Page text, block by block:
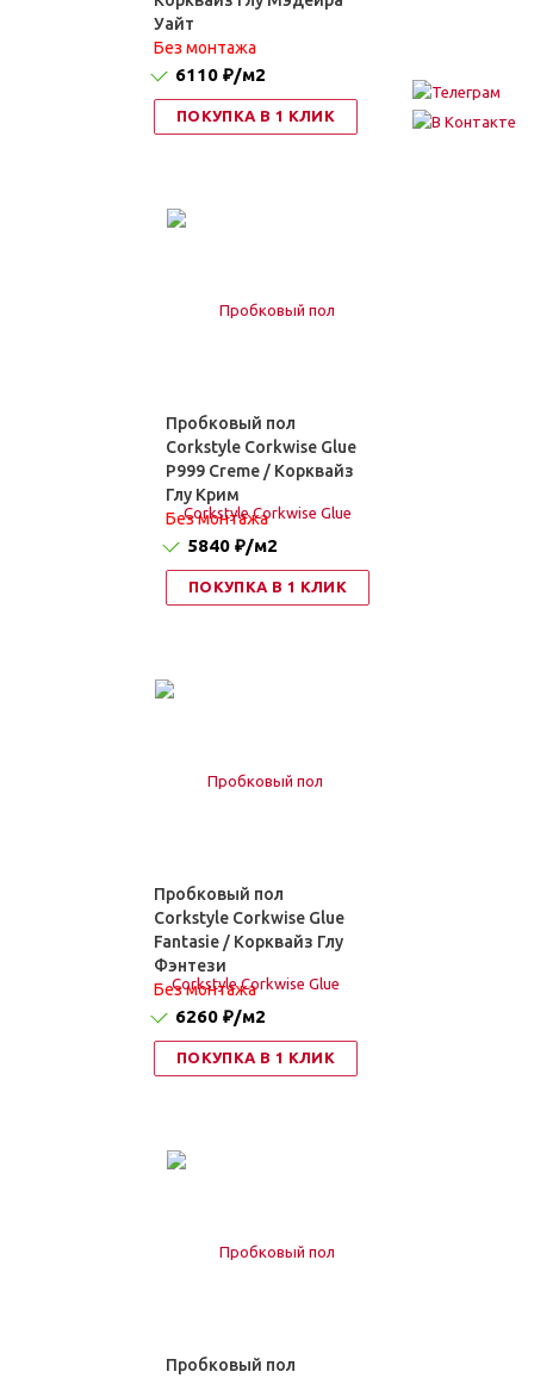
Уайт
Без монтажа
6110 ₽/м2
ПОКУПКА В 1 КЛИК
Пробковый пол
Corkstyle Corkwise Glue
P999 Creme / Корквайз
Глу Крим
Без монтажа
5840 ₽/м2
ПОКУПКА В 1 КЛИК
Пробковый пол
Corkstyle Corkwise Glue
Fantasie / Корквайз Глу
Фэнтези
Без монтажа
6260 ₽/м2
ПОКУПКА В 1 КЛИК
Пробковый пол